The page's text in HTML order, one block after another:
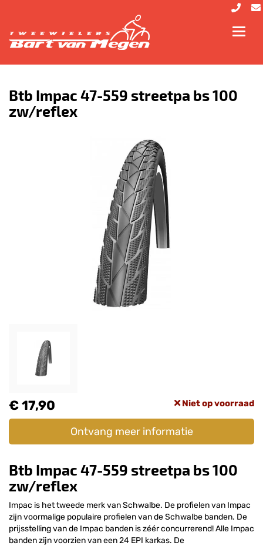
Btb Impac 47-559 streetpa bs 100
zw/reflex
€ 17,90 Niet op voorraad
Ontvang meer informatie
Btb Impac 47-559 streetpa bs 100
zw/reflex
Impac is het tweede merk van Schwalbe. De profielen van Impac
zijn voormalige populaire profielen van de Schwalbe banden. De
prijsstelling van de Impac banden is zéér concurrerend! Alle Impac
banden zijn voorzien van een 24 EPI karkas. De